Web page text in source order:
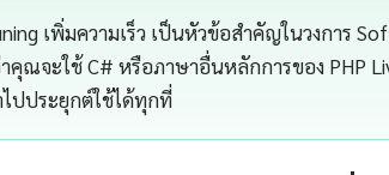
เพิ่มความเร็ว เป็นหัวข้อสำคัญในวงการ
ณจะใช้ C# หรือภาษาอื่นหลักการของ PHP
ไปประยุกต์ใช้ได้ทุกที่